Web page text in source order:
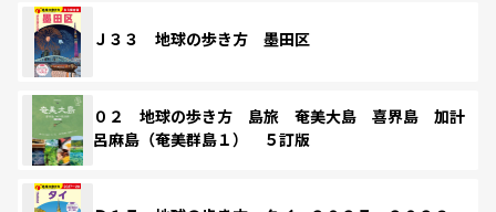
Ｊ３３ 地球の歩き方 墨田区
０２ 地球の歩き方 島旅 奄美大島 喜界島 加計
呂麻島（奄美群島１） ５訂版